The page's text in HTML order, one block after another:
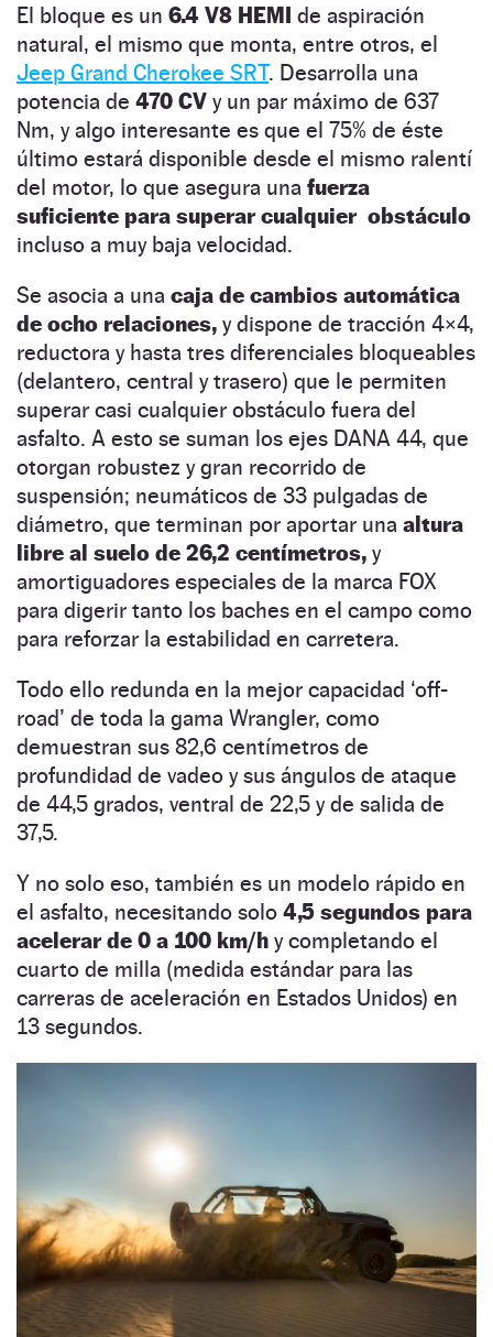
El bloque es un 6.4 V8 HEMI de aspiración
natural, el mismo que monta, entre otros, el
Jeep Grand Cherokee SRT. Desarrolla una
potencia de 470 CV y un par máximo de 637
Nm, y algo interesante es que el 75% de éste
último estará disponible desde el mismo ralentí
del motor, lo que asegura una fuerza
suficiente para superar cualquier obstáculo
incluso a muy baja velocidad.
Se asocia a una caja de cambios automática
de ocho relaciones, y dispone de tracción 4×4,
reductora y hasta tres diferenciales bloqueables
(delantero, central y trasero) que le permiten
superar casi cualquier obstáculo fuera del
asfalto. A esto se suman los ejes DANA 44, que
otorgan robustez y gran recorrido de
suspensión; neumáticos de 33 pulgadas de
diámetro, que terminan por aportar una altura
libre al suelo de 26,2 centímetros, y
amortiguadores especiales de la marca FOX
para digerir tanto los baches en el campo como
para reforzar la estabilidad en carretera.
Todo ello redunda en la mejor capacidad ‘off-
road’ de toda la gama Wrangler, como
demuestran sus 82,6 centímetros de
profundidad de vadeo y sus ángulos de ataque
de 44,5 grados, ventral de 22,5 y de salida de
37,5.
Y no solo eso, también es un modelo rápido en
el asfalto, necesitando solo 4,5 segundos para
acelerar de 0 a 100 km/h y completando el
cuarto de milla (medida estándar para las
carreras de aceleración en Estados Unidos) en
13 segundos.